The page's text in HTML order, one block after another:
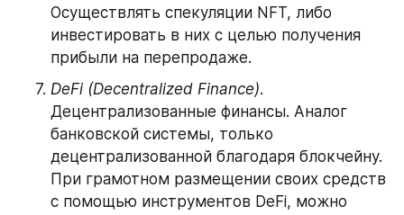
Осуществлять спекуляции NFT, либо
инвестировать в них с целью получения
прибыли на перепродаже.
DeFi (Decentralized Finance).
Децентрализованные финансы. Аналог
банковской системы, только
децентрализованной благодаря блокчейну.
При грамотном размещении своих средств
с помощью инструментов DeFi, можно